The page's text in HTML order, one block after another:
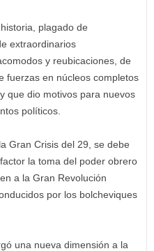
plagado de
extraordinarios
y reubicaciones, de
fuerzas en núcleos completos
que dio motivos para nuevos
políticos.
Gran Crisis del 29, se debe
la toma del poder obrero
a la Gran Revolución
por los bolcheviques
una nueva dimensión a la